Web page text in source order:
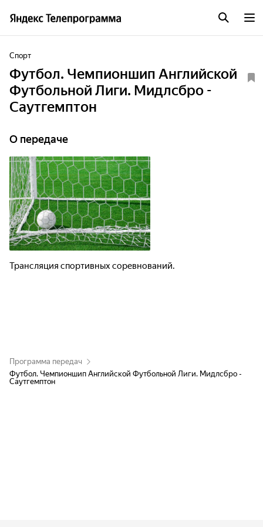
Спорт
Футбол. Чемпионшип Английской
Футбольной Лиги. Мидлсбро -
Саутгемптон
О передаче
Трансляция спортивных соревнований.
Программа передач
Футбол. Чемпионшип Английской Футбольной Лиги. Мидлсбро -
Саутгемптон